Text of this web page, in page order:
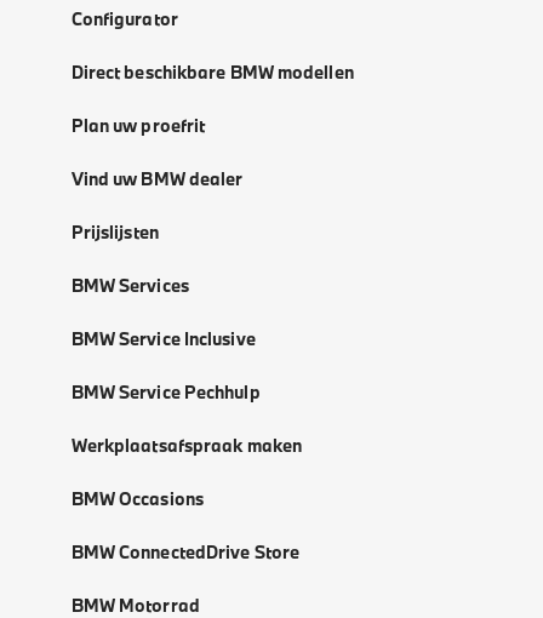
Configurator
Direct beschikbare BMW modellen
Plan uw proefrit
Vind uw BMW dealer
Prijslijsten
BMW Services
BMW Service Inclusive
BMW Service Pechhulp
Werkplaatsafspraak maken
BMW Occasions
BMW ConnectedDrive Store
BMW Motorrad